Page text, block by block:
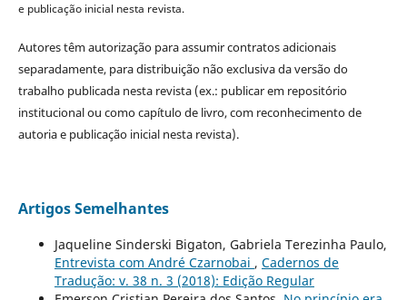
e publicação inicial nesta revista.
Autores têm autorização para assumir contratos adicionais
separadamente, para distribuição não exclusiva da versão do
trabalho publicada nesta revista (ex.: publicar em repositório
institucional ou como capítulo de livro, com reconhecimento de
autoria e publicação inicial nesta revista).
Artigos Semelhantes
Jaqueline Sinderski Bigaton, Gabriela Terezinha Paulo,
Entrevista com André Czarnobai , Cadernos de
Tradução: v. 38 n. 3 (2018): Edição Regular